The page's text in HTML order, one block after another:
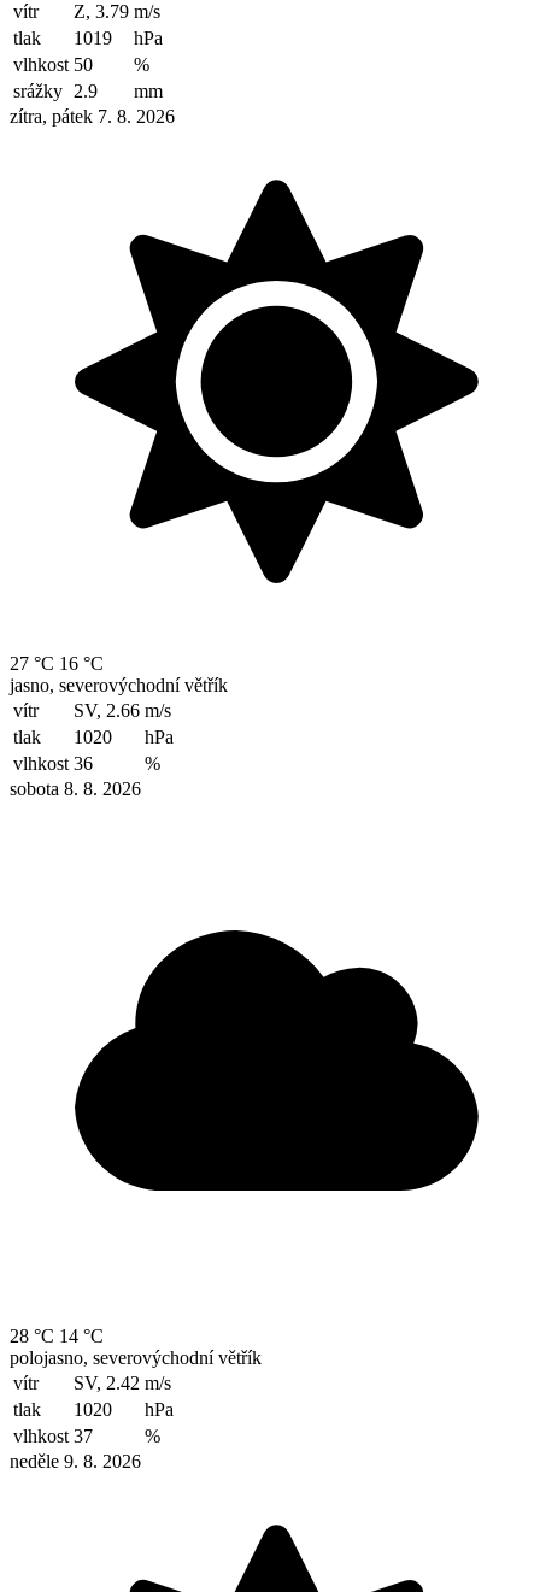
vítr
Z, 3.79 m/s
tlak
1019
hPa
vlhkost 50
%
srážky 2.9
mm
zítra, pátek 7. 8. 2026
27 °C 16 °C
jasno, severovýchodní větřík
vítr
SV, 2.66 m/s
tlak
1020
hPa
vlhkost 36
%
sobota 8. 8. 2026
28 °C 14 °C
polojasno, severovýchodní větřík
vítr
SV, 2.42 m/s
tlak
1020
hPa
vlhkost 37
%
neděle 9. 8. 2026